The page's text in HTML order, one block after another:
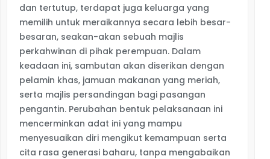
dan tertutup, terdapat juga keluarga yang
memilih untuk meraikannya secara lebih besar-
besaran, seakan-akan sebuah majlis
perkahwinan di pihak perempuan. Dalam
keadaan ini, sambutan akan diserikan dengan
pelamin khas, jamuan makanan yang meriah,
serta majlis persandingan bagi pasangan
pengantin. Perubahan bentuk pelaksanaan ini
mencerminkan adat ini yang mampu
menyesuaikan diri mengikut kemampuan serta
cita rasa generasi baharu, tanpa mengabaikan